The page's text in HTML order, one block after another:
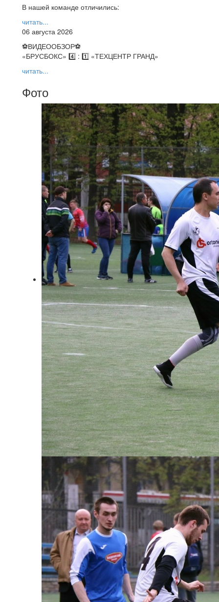
В нашей команде отличились:
читать...
06 августа 2026
⚽️ВИДЕООБЗОР⚽️
«БРУСБОКС» 4️⃣ : 1️⃣ «ТЕХЦЕНТР ГРАНД»
читать...
Фото